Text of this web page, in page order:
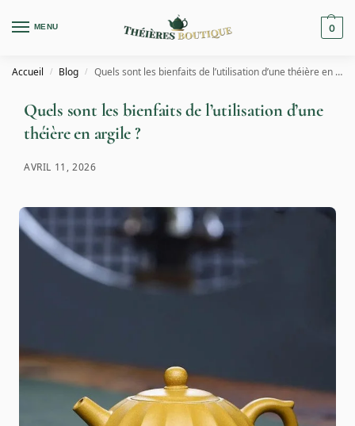
MENU 0
Accueil / Blog / Quels sont les bienfaits de l’utilisation d’une théière en argile ?
Quels sont les bienfaits de l’utilisation d’une
théière en argile ?
AVRIL 11, 2026